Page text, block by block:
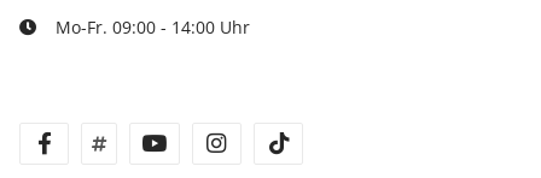
Mo-Fr. 09:00 - 14:00 Uhr
facebooktwitter youtube instagram